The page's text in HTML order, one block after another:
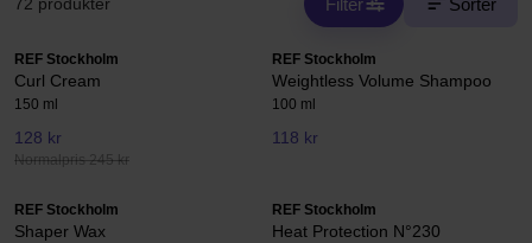
REF Stockholm
Curl Cream
150 ml
128 kr
Normalpris 245 kr
REF Stockholm
Weightless Volume Shampoo
100 ml
118 kr
REF Stockholm
Shaper Wax
REF Stockholm
Heat Protection N°230